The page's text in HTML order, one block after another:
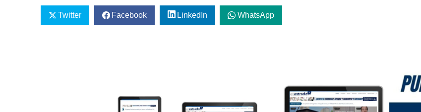
Twitter Facebook LinkedIn WhatsApp